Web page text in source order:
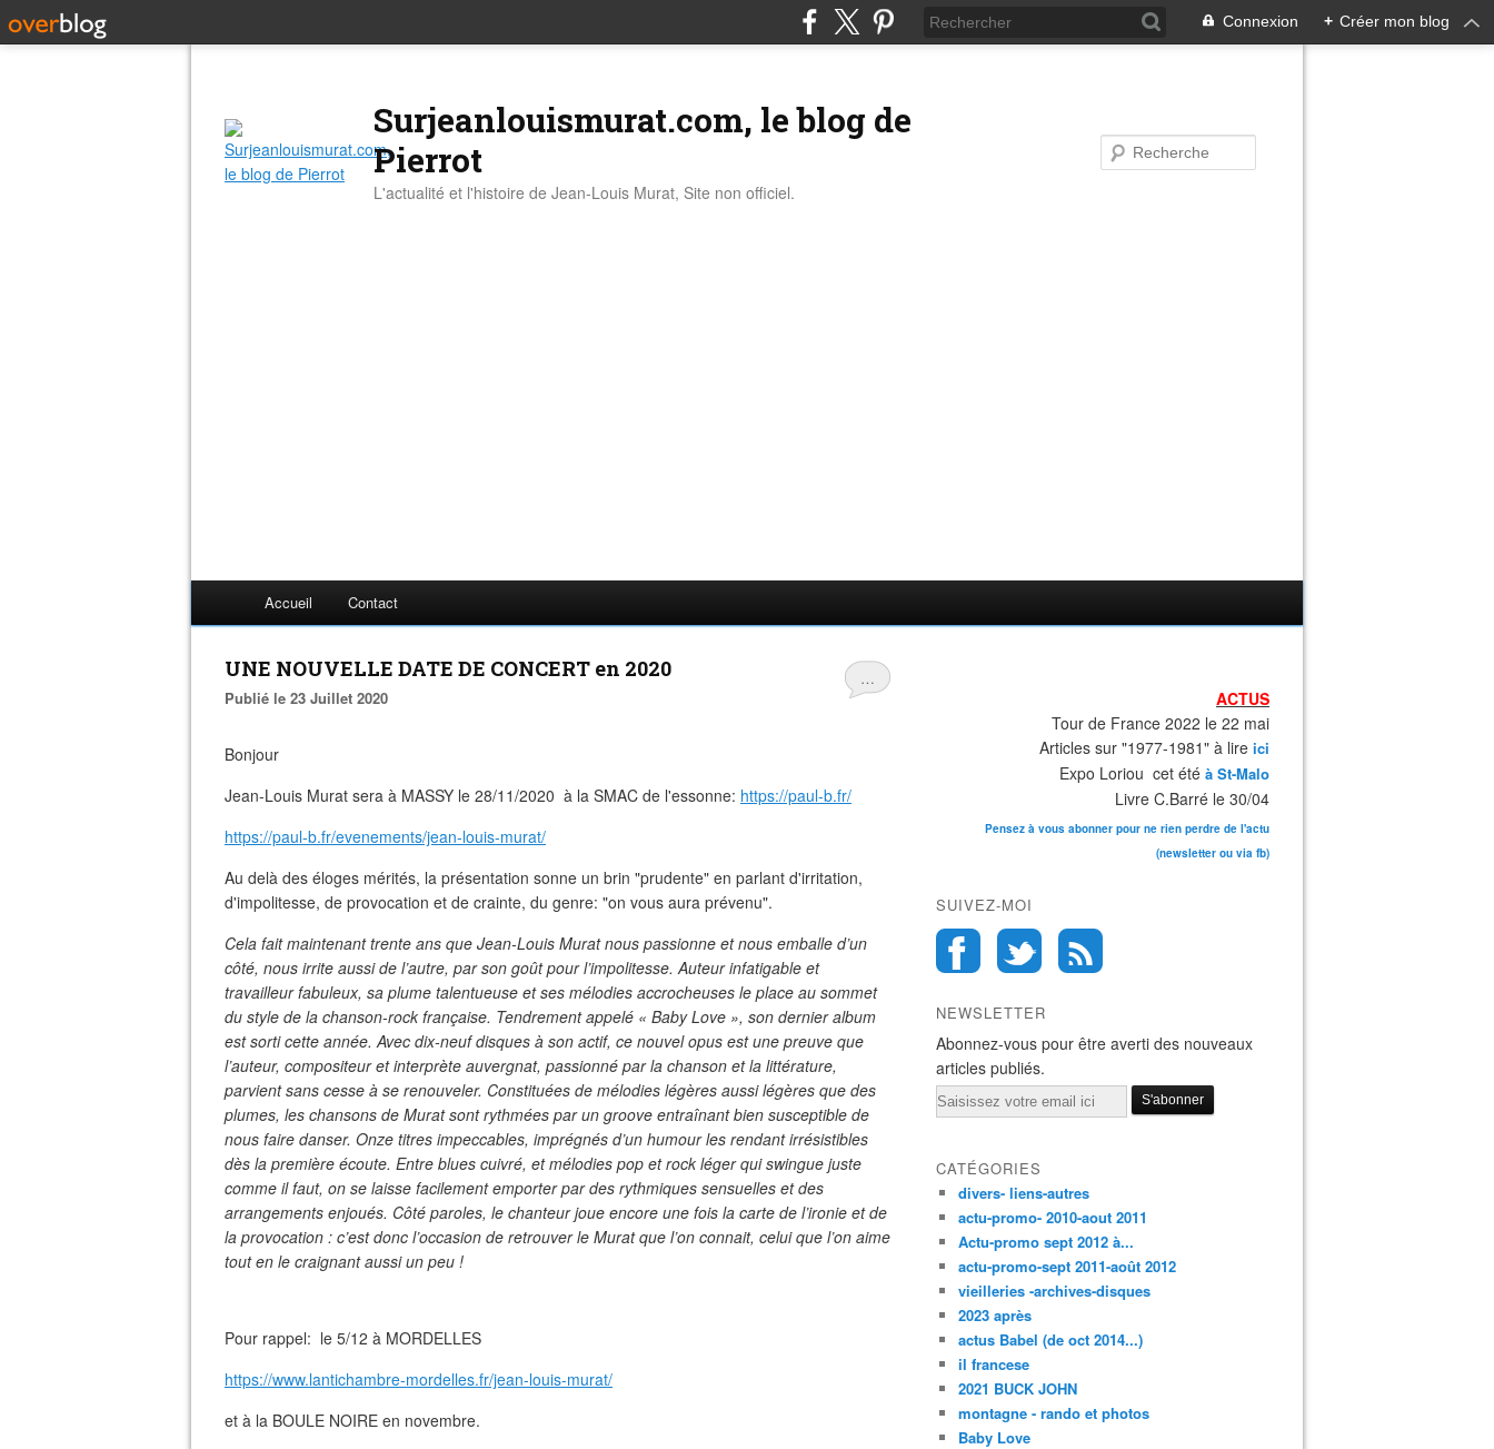
Connexion + Créer mon blog
Surjeanlouismurat.com, le blog de
Pierrot
L'actualité et l'histoire de Jean-Louis Murat, Site non officiel.
Accueil Contact
…
UNE NOUVELLE DATE DE CONCERT en 2020
Publié le 23 Juillet 2020
Bonjour
Jean-Louis Murat sera à MASSY le 28/11/2020 à la SMAC de l'essonne: https://paul-b.fr/
https://paul-b.fr/evenements/jean-louis-murat/
Au delà des éloges mérités, la présentation sonne un brin "prudente" en parlant d'irritation,
d'impolitesse, de provocation et de crainte, du genre: "on vous aura prévenu".
Cela fait maintenant trente ans que Jean-Louis Murat nous passionne et nous emballe d’un
côté, nous irrite aussi de l’autre, par son goût pour l’impolitesse. Auteur infatigable et
travailleur fabuleux, sa plume talentueuse et ses mélodies accrocheuses le place au sommet
du style de la chanson-rock française. Tendrement appelé « Baby Love », son dernier album
est sorti cette année. Avec dix-neuf disques à son actif, ce nouvel opus est une preuve que
l’auteur, compositeur et interprète auvergnat, passionné par la chanson et la littérature,
parvient sans cesse à se renouveler. Constituées de mélodies légères aussi légères que des
plumes, les chansons de Murat sont rythmées par un groove entraînant bien susceptible de
nous faire danser. Onze titres impeccables, imprégnés d’un humour les rendant irrésistibles
dès la première écoute. Entre blues cuivré, et mélodies pop et rock léger qui swingue juste
comme il faut, on se laisse facilement emporter par des rythmiques sensuelles et des
arrangements enjoués. Côté paroles, le chanteur joue encore une fois la carte de l’ironie et de
la provocation : c’est donc l’occasion de retrouver le Murat que l’on connait, celui que l’on aime
tout en le craignant aussi un peu !
Pour rappel: le 5/12 à MORDELLES
https://www.lantichambre-mordelles.fr/jean-louis-murat/
et à la BOULE NOIRE en novembre.
ACTUS
Tour de France 2022 le 22 mai
Articles sur "1977-1981" à lire ici
Expo Loriou cet été à St-Malo
Livre C.Barré le 30/04
Pensez à vous abonner pour ne rien perdre de l'actu
(newsletter ou via fb)
SUIVEZ-MOI
NEWSLETTER
Abonnez-vous pour être averti des nouveaux
articles publiés.
Email
CATÉGORIES
divers- liens-autres
actu-promo- 2010-aout 2011
Actu-promo sept 2012 à...
actu-promo-sept 2011-août 2012
vieilleries -archives-disques
2023 après
actus Babel (de oct 2014...)
il francese
2021 BUCK JOHN
montagne - rando et photos
Baby Love